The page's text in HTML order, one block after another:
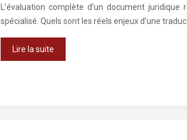
L’évaluation complète d’un document
spécialisé. Quels sont les réels enjeux d’une
Lire la suite